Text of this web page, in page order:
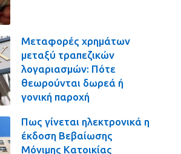
Μεταφορές χρημάτων
μεταξύ τραπεζικών
λογαριασμών: Πότε
θεωρούνται δωρεά ή
γονική παροχή
Πως γίνεται ηλεκτρονικά η
έκδοση Βεβαίωσης
Μόνιμης Κατοικίας